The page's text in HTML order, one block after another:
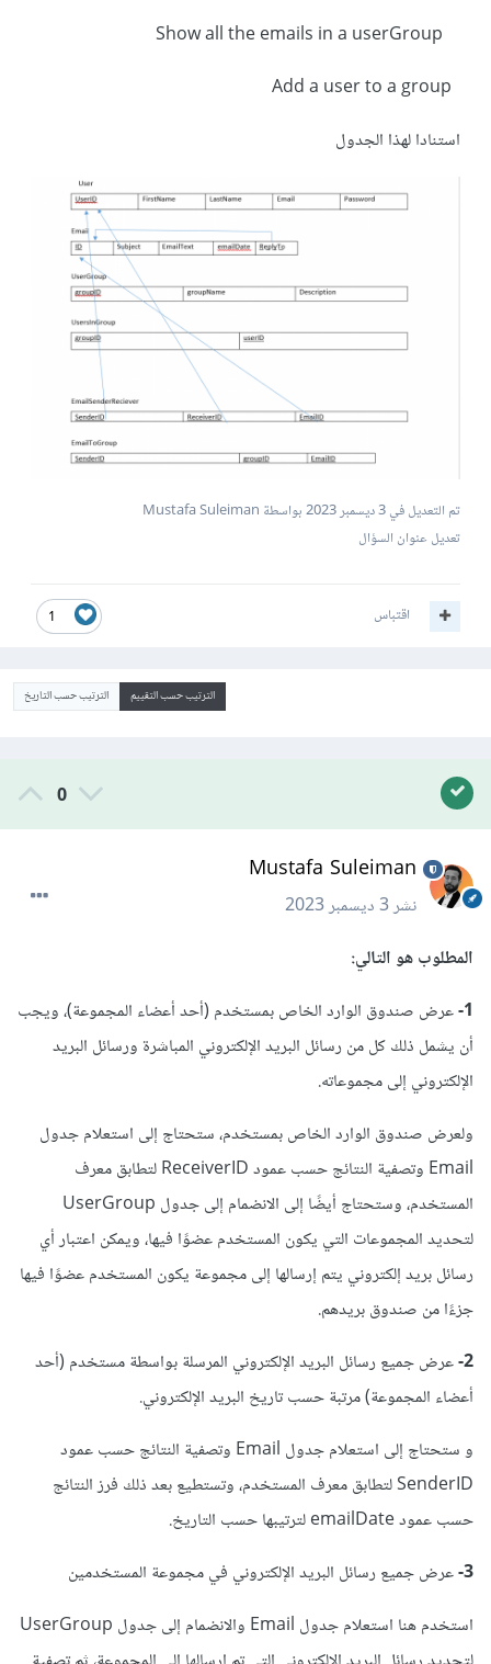
استنادا لهذا الجدول
تم التعديل في3 ديسمبر 2023
بواسطة Mustafa Suleiman
تعديل عنوان السؤال
1 اقتباس
الترتيب حسب التقييم الترتيب حسب التاريخ
0
Mustafa Suleiman
نشر3 ديسمبر 2023
المطلوب هو التالي:
1-عرض صندوق الوارد الخاص بمستخدم (أحد أعضاء المجموعة)، ويجب
أن يشمل ذلك كل من رسائل البريد الإلكتروني المباشرة ورسائل البريد
الإلكتروني إلى مجموعاته.
ولعرض صندوق الوارد الخاص بمستخدم، ستحتاج إلى استعلام جدول
Email وتصفية النتائج حسب عمود ReceiverID لتطابق معرف
المستخدم، وستحتاج أيضًا إلى الانضمام إلى جدول UserGroup
لتحديد المجموعات التي يكون المستخدم عضوًا فيها، ويمكن اعتبار أي
رسائل بريد إلكتروني يتم إرسالها إلى مجموعة يكون المستخدم عضوًا فيها
جزءًا من صندوق بريدهم.
2- عرض جميع رسائل البريد الإلكتروني المرسلة بواسطة مستخدم (أحد
أعضاء المجموعة) مرتبة حسب تاريخ البريد الإلكتروني.
و ستحتاج إلى استعلام جدول Email وتصفية النتائج حسب عمود
SenderID لتطابق معرف المستخدم، وتستطيع بعد ذلك فرز النتائج
حسب عمود emailDate لترتيبها حسب التاريخ.
3-عرض جميع رسائل البريد الإلكتروني في مجموعة المستخدمين
استخدم هنا استعلام جدول Email والانضمام إلى جدول UserGroup